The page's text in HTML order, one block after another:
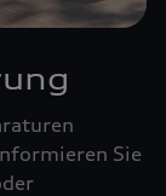
Sie